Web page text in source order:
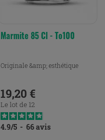
Marmite 85 Cl - To100
Originale &amp; esthétique
Prix
19,20 €
Le lot de 12
4.9/5 - 66avis